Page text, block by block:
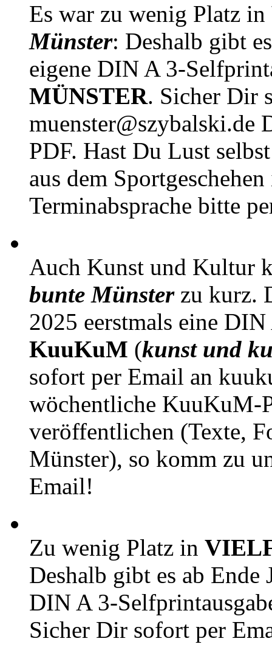
Es war zu wenig Platz in
Münster: Deshalb gibt
eigene DIN A 3-
MÜNSTER. Sicher Dir
muenster@szybalski.de
PDF. Hast Du Lust
aus dem
Terminabsprache bitte
Auch Kunst und Kultur
bunte Münsterzu kurz.
2025 eerstmals eine
KuuKuM (kunst und
sofort per Email an
wöchentliche KuuKuM-
veröffentlichen (Texte,
Münster), so komm zu
Email!
Zu wenig Platz in
Deshalb gibt es ab Ende
DIN A 3-
Sicher Dir sofort per